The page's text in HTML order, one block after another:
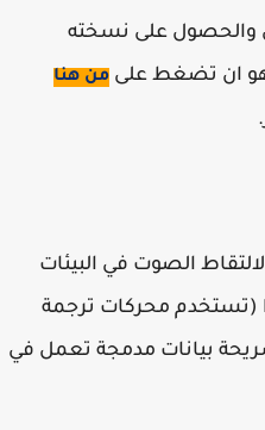
على نسخته
ان تضغط علىمن هنا
الصوت في البيئات
محركات ترجمة
بيانات مدمجة تعمل في